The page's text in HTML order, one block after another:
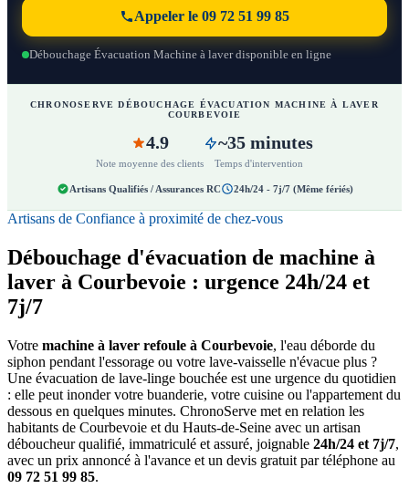
Appeler le 09 72 51 99 85
Débouchage Évacuation Machine à laver disponible en ligne
CHRONOSERVE DÉBOUCHAGE ÉVACUATION MACHINE À LAVER
COURBEVOIE
4.9
Note moyenne des clients
~35 minutes
Temps d'intervention
Artisans Qualifiés / Assurances RC 24h/24 - 7j/7 (Même fériés)
Artisans de Confiance à proximité de chez-vous
Débouchage d'évacuation de machine à
laver à Courbevoie : urgence 24h/24 et
7j/7
Votre machine à laver refoule à Courbevoie, l'eau déborde du
siphon pendant l'essorage ou votre lave-vaisselle n'évacue plus ?
Une évacuation de lave-linge bouchée est une urgence du quotidien
: elle peut inonder votre buanderie, votre cuisine ou l'appartement du
dessous en quelques minutes. ChronoServe met en relation les
habitants de Courbevoie et du Hauts-de-Seine avec un artisan
déboucheur qualifié, immatriculé et assuré, joignable 24h/24 et 7j/7,
avec un prix annoncé à l'avance et un devis gratuit par téléphone au
09 72 51 99 85.